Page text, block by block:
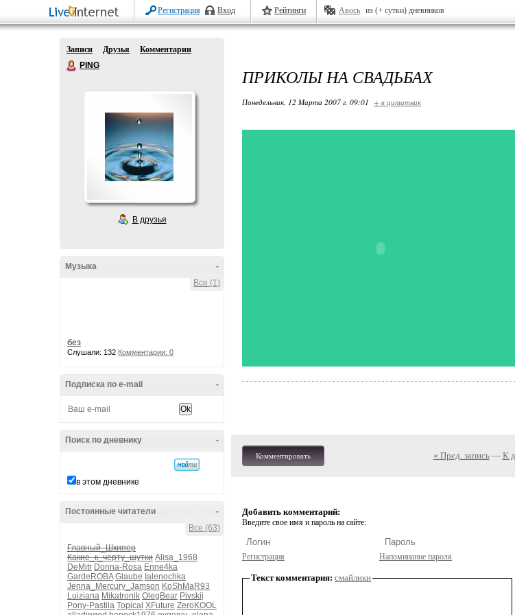
Регистрация Вход Рейтинги Авось из (+ сутки) дневников
Записи Друзья
Комментарии
PING
В друзья
-
Музыка
Все (1)
без
Слушали: 132 Комментарии: 0
-
Подписка по e-mail
-
Поиск по дневнику
в этом дневнике
-
Постоянные читатели
Все (63)
Главный_Шкипер
Какие_к_черту_шутки Alisa_1968
DeMitr Donna-Rosa Enne4ka
GardeROBA Glaube Ialenochka
Jenna_Mercury_Jamson KoShMaR93
Luiziana Mikatronik OlegBear Pivskij
Pony-Pastila Topical XFuture ZeroKOOL
ПРИКОЛЫ НА СВАДЬБАХ
Понедельник, 12 Марта 2007 г. 09:01 + в цитатник
Комментировать « Пред. запись— К
Добавить комментарий:
Введите свое имя и пароль на сайте:
Регистрация Напоминание пароля
Текст комментария: смайлики